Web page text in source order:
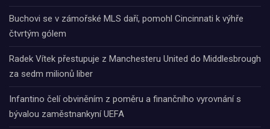
Buchovi se v zámořské MLS daří, pomohl Cincinnati k výhře
čtvrtým gólem
Radek Vítek přestupuje z Manchesteru United do Middlesbrough
za sedm milionů liber
Infantino čelí obviněním z poměru a finančního vyrovnání s
bývalou zaměstnankyní UEFA